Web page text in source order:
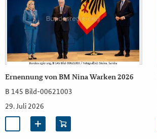
Ernennung von BM Nina Warken 2026
B 145 Bild-00621003
29. Juli 2026